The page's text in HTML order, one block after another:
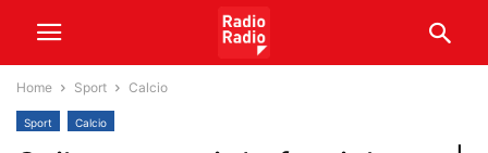
Home Sport Calcio
Sport Calcio